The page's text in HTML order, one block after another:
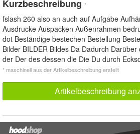
Kurzbeschreibung *
fslash 260 also an auch auf Aufgabe
Ausdrucke Auspacken Außenrahmen
dot Beständige bestechen Bestellung
Bilder BILDER Bildes Da Dadurch
der Der des dessen die Die Du durch
* maschinell aus der Artikelbeschreibung erstellt
Artikelbeschreibung